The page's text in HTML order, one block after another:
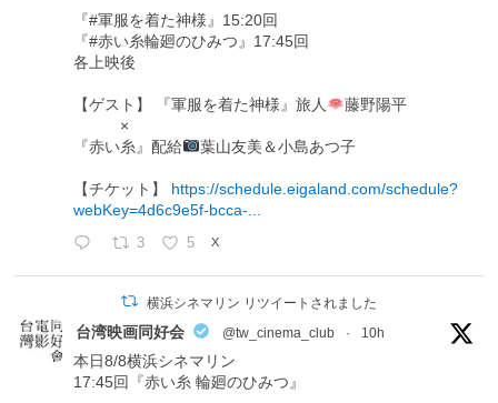
『#軍服を着た神様』15:20回
『#赤い糸輪廻のひみつ』17:45回
各上映後
【ゲスト】 『軍服を着た神様』旅人
藤野陽平
×
『赤い糸』配給
葉山友美＆小島あつ子
【チケット】 https://schedule.eigaland.com/schedule?
webKey=4d6c9e5f-bcca-...
3 5 X
横浜シネマリン リツイートされました
台湾映画同好会 @tw_cinema_club · 10h
本日8/8横浜シネマリン
17:45回『赤い糸 輪廻のひみつ』